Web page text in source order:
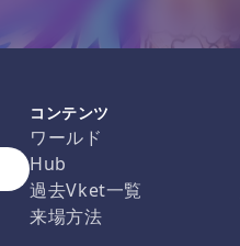
コンテンツ
ワールド
Hub
過去Vket一覧
来場方法